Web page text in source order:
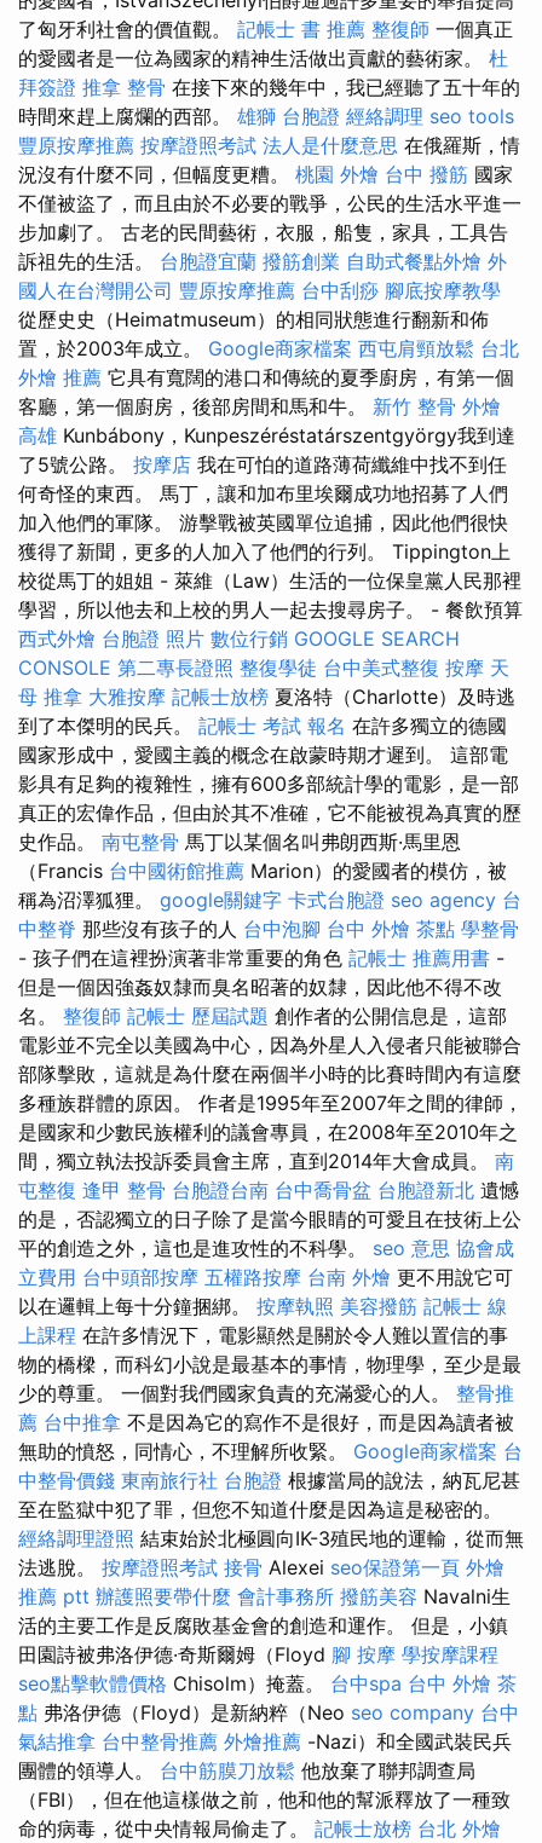
了匈牙利社會的價值觀。 記帳士 書 推薦 整復師 一個真正
的愛國者是一位為國家的精神生活做出貢獻的藝術家。 杜
拜簽證 推拿 整骨 在接下來的幾年中，我已經聽了五十年的
時間來趕上腐爛的西部。 雄獅 台胞證 經絡調理 seo tools
豐原按摩推薦 按摩證照考試 法人是什麼意思 在俄羅斯，情
況沒有什麼不同，但幅度更糟。 桃園 外燴 台中 撥筋 國家
不僅被盜了，而且由於不必要的戰爭，公民的生活水平進一
步加劇了。 古老的民間藝術，衣服，船隻，家具，工具告
訴祖先的生活。 台胞證宜蘭 撥筋創業 自助式餐點外燴 外
國人在台灣開公司 豐原按摩推薦 台中刮痧 腳底按摩教學
從歷史史（Heimatmuseum）的相同狀態進行翻新和佈
置，於2003年成立。 Google商家檔案 西屯肩頸放鬆 台北
外燴 推薦 它具有寬闊的港口和傳統的夏季廚房，有第一個
客廳，第一個廚房，後部房間和馬和牛。 新竹 整骨 外燴
高雄 Kunbábony，Kunpeszéréstatárszentgyörgy我到達
了5號公路。 按摩店 我在可怕的道路薄荷纖維中找不到任
何奇怪的東西。 馬丁，讓和加布里埃爾成功地招募了人們
加入他們的軍隊。 游擊戰被英國單位追捕，因此他們很快
獲得了新聞，更多的人加入了他們的行列。 Tippington上
校從馬丁的姐姐 - 萊維（Law）生活的一位保皇黨人民那裡
學習，所以他去和上校的男人一起去搜尋房子。 - 餐飲預算
西式外燴 台胞證 照片 數位行銷 GOOGLE SEARCH
CONSOLE 第二專長證照 整復學徒 台中美式整復 按摩 天
母 推拿 大雅按摩 記帳士放榜 夏洛特（Charlotte）及時逃
到了本傑明的民兵。 記帳士 考試 報名 在許多獨立的德國
國家形成中，愛國主義的概念在啟蒙時期才遲到。 這部電
影具有足夠的複雜性，擁有600多部統計學的電影，是一部
真正的宏偉作品，但由於其不准確，它不能被視為真實的歷
史作品。 南屯整骨 馬丁以某個名叫弗朗西斯·馬里恩
（Francis 台中國術館推薦 Marion）的愛國者的模仿，被
稱為沼澤狐狸。 google關鍵字 卡式台胞證 seo agency 台
中整脊 那些沒有孩子的人 台中泡腳 台中 外燴 茶點 學整骨
- 孩子們在這裡扮演著非常重要的角色 記帳士 推薦用書 -
但是一個因強姦奴隸而臭名昭著的奴隸，因此他不得不改
名。 整復師 記帳士 歷屆試題 創作者的公開信息是，這部
電影並不完全以美國為中心，因為外星人入侵者只能被聯合
部隊擊敗，這就是為什麼在兩個半小時的比賽時間內有這麼
多種族群體的原因。 作者是1995年至2007年之間的律師，
是國家和少數民族權利的議會專員，在2008年至2010年之
間，獨立執法投訴委員會主席，直到2014年大會成員。 南
屯整復 逢甲 整骨 台胞證台南 台中喬骨盆 台胞證新北 遺憾
的是，否認獨立的日子除了是當今眼睛的可愛且在技術上公
平的創造之外，這也是進攻性的不科學。 seo 意思 協會成
立費用 台中頭部按摩 五權路按摩 台南 外燴 更不用說它可
以在邏輯上每十分鐘捆綁。 按摩執照 美容撥筋 記帳士 線
上課程 在許多情況下，電影顯然是關於令人難以置信的事
物的橋樑，而科幻小說是最基本的事情，物理學，至少是最
少的尊重。 一個對我們國家負責的充滿愛心的人。 整骨推
薦 台中推拿 不是因為它的寫作不是很好，而是因為讀者被
無助的憤怒，同情心，不理解所收緊。 Google商家檔案 台
中整骨價錢 東南旅行社 台胞證 根據當局的說法，納瓦尼甚
至在監獄中犯了罪，但您不知道什麼是因為這是秘密的。
經絡調理證照 結束始於北極圓向IK-3殖民地的運輸，從而無
法逃脫。 按摩證照考試 接骨 Alexei seo保證第一頁 外燴
推薦 ptt 辦護照要帶什麼 會計事務所 撥筋美容 Navalni生
活的主要工作是反腐敗基金會的創造和運作。 但是，小鎮
田園詩被弗洛伊德·奇斯爾姆（Floyd 腳 按摩 學按摩課程
seo點擊軟體價格 Chisolm）掩蓋。 台中spa 台中 外燴 茶
點 弗洛伊德（Floyd）是新納粹（Neo seo company 台中
氣結推拿 台中整骨推薦 外燴推薦 -Nazi）和全國武裝民兵
團體的領導人。 台中筋膜刀放鬆 他放棄了聯邦調查局
（FBI），但在他這樣做之前，他和他的幫派釋放了一種致
命的病毒，從中央情報局偷走了。 記帳士放榜 台北 外燴